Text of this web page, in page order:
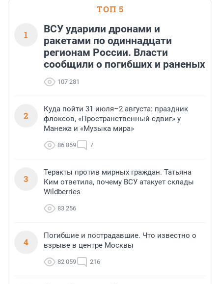
ТОП 5
1
ВСУ ударили дронами и
ракетами по одиннадцати
регионам России. Власти
сообщили о погибших и раненых
107 281
2
Куда пойти 31 июля–2 августа: праздник
флоксов, «Пространственный сдвиг» у
Манежа и «Музыка мира»
86 869 7
3
Теракты против мирных граждан. Татьяна
Ким ответила, почему ВСУ атакует склады
Wildberries
83 256
4
Погибшие и пострадавшие. Что известно о
взрыве в центре Москвы
82 059 216